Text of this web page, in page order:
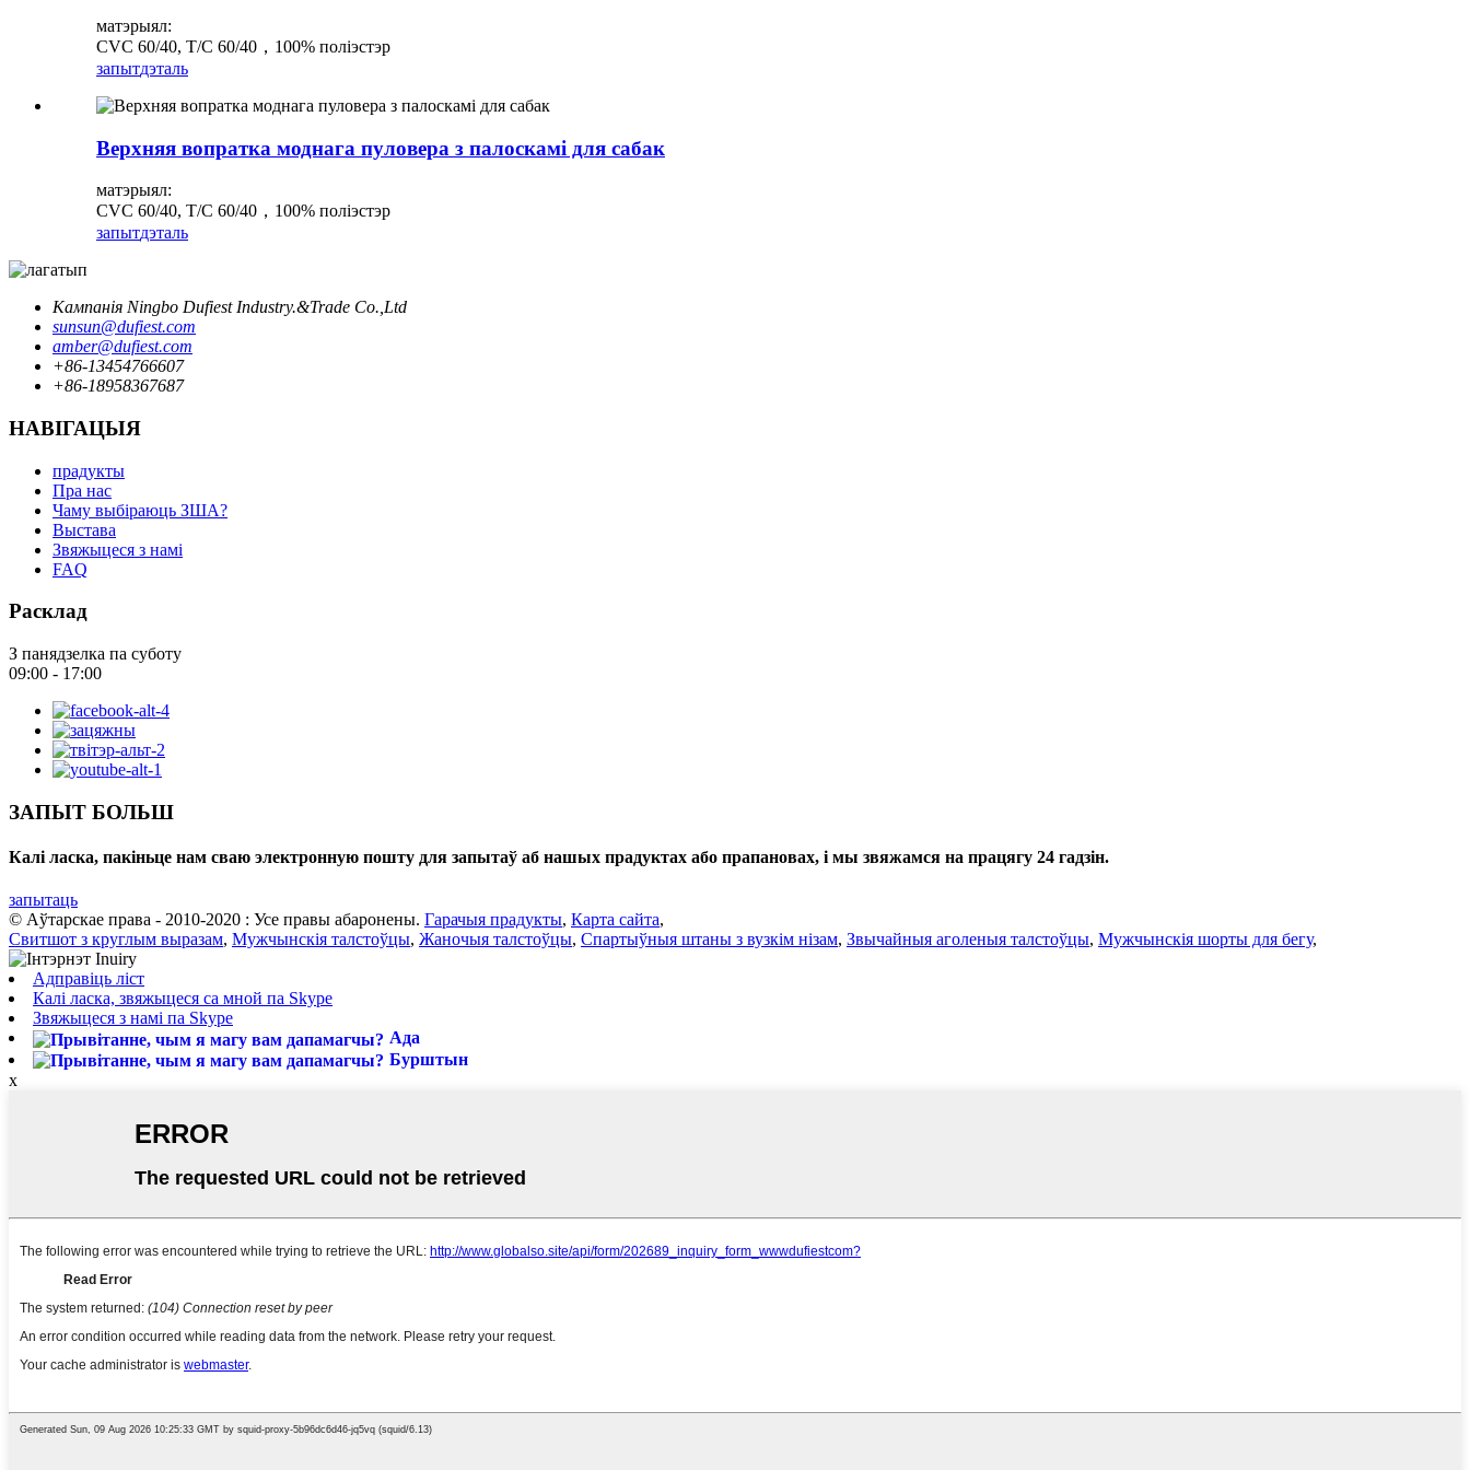
матэрыял:
CVC 60/40, T/C 60/40，100% поліэстэр
запытдэталь
Верхняя вопратка моднага пуловера з палоскамі для сабак
матэрыял:
CVC 60/40, T/C 60/40，100% поліэстэр
запытдэталь
Кампанія Ningbo Dufiest Industry.&Trade Co.,Ltd
sunsun@dufiest.com
amber@dufiest.com
+86-13454766607
+86-18958367687
НАВІГАЦЫЯ
прадукты
Пра нас
Чаму выбіраюць ЗША?
Выстава
Звяжыцеся з намі
FAQ
Расклад
З панядзелка па суботу
09:00 - 17:00
ЗАПЫТ БОЛЬШ
Калі ласка, пакіньце нам сваю электронную пошту для запытаў аб нашых прадуктах або прапановах, і мы звяжамся на працягу 24 гадзін.
запытаць
© Аўтарскае права - 2010-2020 : Усе правы абаронены. Гарачыя прадукты, Карта сайта,
Свитшот з круглым выразам, Мужчынскія талстоўцы, Жаночыя талстоўцы, Спартыўныя штаны з вузкім нізам, Звычайныя аголеныя талстоўцы, Мужчынскія шорты для бегу,
Адправіць ліст
Калі ласка, звяжыцеся са мной па Skype
Звяжыцеся з намі па Skype
Ада
Бурштын
x